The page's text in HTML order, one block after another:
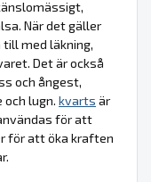
När det gäller
med läkning,
Det är också
och ångest,
lugn. kvarts är
för att
för att öka kraften